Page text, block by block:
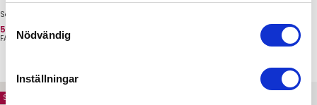
Nödvändig
Inställningar
Softy Tights Light Pink
Pris
539 kr Oprindelig pris
599 kr
FAMME
Spar 60 kr